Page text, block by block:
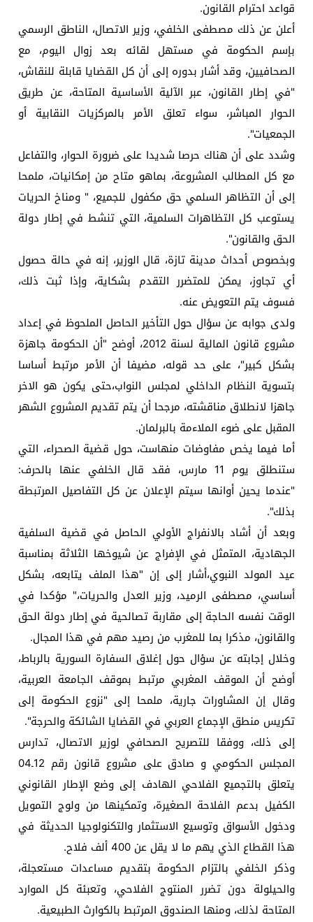
قواعد احترام القانون.
أعلن عن ذلك مصطفى الخلفي، وزير الاتصال، الناطق الرسمي
بإسم الحكومة في مستهل لقائه بعد زوال اليوم، مع
الصحافيين، وقد أشار بدوره إلى أن كل القضايا قابلة للنقاش،
"في إطار القانون، عبر الآلية الأساسية المتاحة، عن طريق
الحوار المباشر، سواء تعلق الأمر بالمركزيات النقابية أو
الجمعيات".
وشدد على أن هناك حرصا شديدا على ضرورة الحوار، والتفاعل
مع كل المطالب المشروعة، بماهو متاح من إمكانيات، ملمحا
إلى أن التظاهر السلمي حق مكفول للجميع، " ومناخ الحريات
يستوعب كل التظاهرات السلمية، التي تنشط في إطار دولة
الحق والقانون".
وبخصوص أحداث مدينة تازة، قال الوزير، إنه في حالة حصول
أي تجاوز، يمكن للمتضرر التقدم بشكاية، وإذا ثبت ذلك،
فسوف يتم التعويض عنه.
ولدى جوابه عن سؤال حول التأخير الحاصل الملحوظ في إعداد
مشروع قانون المالية لسنة 2012، أوضح "أن الحكومة جاهزة
بشكل كبير"، على حد قوله، مضيفا أن الأمر مرتبط أساسا
بتسوية النظام الداخلي لمجلس النواب،حتى يكون هو الاخر
جاهزا لانطلاق مناقشته، مرجحا أن يتم تقديم المشروع الشهر
المقبل على ضوء الملاءمة بالبرلمان.
أما فيما يخص مفاوضات منهاست، حول قضية الصحراء، التي
ستنطلق يوم 11 مارس، فقد قال الخلفي عنها بالحرف:
"عندما يحين أوانها سيتم الإعلان عن كل التفاصيل المرتبطة
بذلك".
وبعد أن أشاد بالانفراج الأولي الحاصل في قضية السلفية
الجهادية، المتمثل في الإفراج عن شيوخها الثلاثة بمناسبة
عيد المولد النبوي،أشار إلى إن "هذا الملف يتابعه، بشكل
أساسي، مصطفى الرميد، وزير العدل والحريات،" مؤكدا في
الوقت نفسه الحاجة إلى مقاربة تصالحية في إطار دولة الحق
والقانون، مذكرا بما للمغرب من رصيد مهم في هذا المجال.
وخلال إجابته عن سؤال حول إغلاق السفارة السورية بالرباط،
أوضح أن الموقف المغربي مرتبط بموقف الجامعة العربية،
وقال إن المشاورات جارية، ملمحا إلى "نزوع الحكومة إلى
تكريس منطق الإجماع العربي في القضايا الشائكة والحرجة".
إلى ذلك، ووفقا للتصريح الصحافي لوزير الاتصال، تدارس
المجلس الحكومي و صادق على مشروع قانون رقم 12ـ04
يتعلق بالتجميع الفلاحي الهادف إلى وضع الإطار القانوني
الكفيل بدعم الفلاحة الصغيرة، وتمكينها من ولوج التمويل
ودخول الأسواق وتوسيع الاستثمار والتكنولوجيا الحديثة في
هذا القطاع الذي يهم ما لا يقل عن 400 ألف فلاح.
وذكر الخلفي بالتزام الحكومة بتقديم مساعدات مستعجلة،
والحيلولة دون تضرر المنتوج الفلاحي، وتعبئة كل الموارد
المتاحة لذلك، ومنها الصندوق المرتبط بالكوارث الطبيعية.